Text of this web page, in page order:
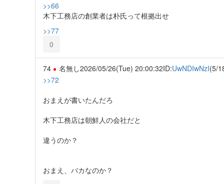
>>66
木下工務店の創業者は朴氏って根拠出せ
>>77
0
74 名無し2026/05/26(Tue) 20:00:32ID:UwNDIwNzI(5/
>>72
おまえが書いたんだろ
木下工務店は朝鮮人の会社だと
違うのか？
おまえ、バカなのか？